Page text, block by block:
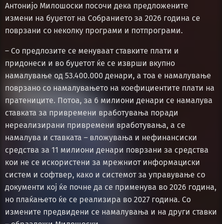
Антонијо Милошоски посочи дека предложените
измени на буџетот на Собранието за 2026 година се
поврзани со неколку програми и потпрограми.
– Со предлозите се менуваат ставките плати и
придонеси и во буџетот ќе се изврши вкупно
намалување од 53.400.000 денари, а тоа е намалување
поврзано со намалувањето на коефициентите плати на
пратениците. Потоа, за 6 милиони денари се намалува
ставката за привремени вработувања поради
нереализирани привремени вработувања, а се
намалува и ставката – вложувања и нефинансиски
средства за 11 милиони денари поврзани за средства
кои не се искористени за мрежниот информациски
систем и софтвер, како и системот за управување со
документи кој ќе почне да се применува во 2026 година,
но плаќањето ќе се реализира во 2027 година. Со
измените предвидени се намалувања и на други ставки